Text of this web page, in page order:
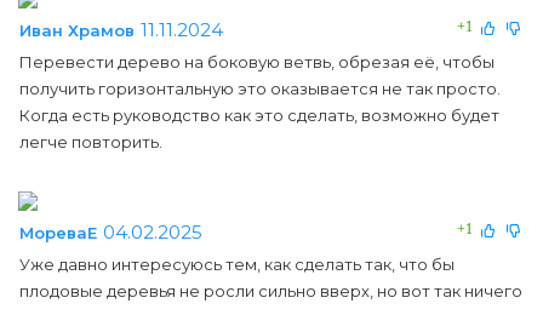
+1
Иван Храмов 11.11.2024
Перевести дерево на боковую ветвь, обрезая её, чтобы
получить горизонтальную это оказывается не так просто.
Когда есть руководство как это сделать, возможно будет
легче повторить.
+1
МореваЕ 04.02.2025
Уже давно интересуюсь тем, как сделать так, что бы
плодовые деревья не росли сильно вверх, но вот так ничего